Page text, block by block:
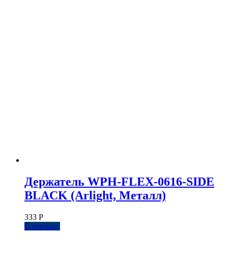
Держатель WPH-FLEX-0616-SIDE
BLACK (Arlight, Металл)
333 Р
В корзину